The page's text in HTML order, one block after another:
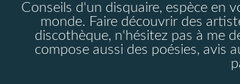
Conseils d'un disquaire, espèce en
monde. Faire découvrir des
discothèque, n'hésitez pas à me
compose aussi des poésies, avis